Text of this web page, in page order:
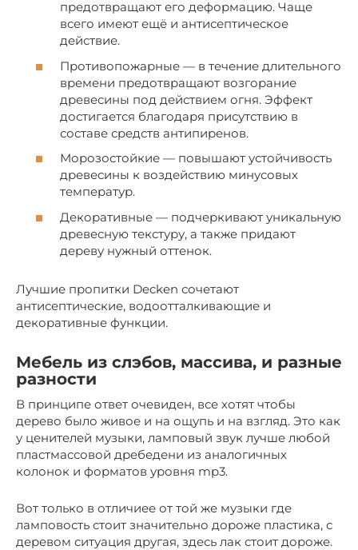
предотвращают его деформацию. Чаще
всего имеют ещё и антисептическое
действие.
Противопожарные — в течение длительного
времени предотвращают возгорание
древесины под действием огня. Эффект
достигается благодаря присутствию в
составе средств антипиренов.
Морозостойкие — повышают устойчивость
древесины к воздействию минусовых
температур.
Декоративные — подчеркивают уникальную
древесную текстуру, а также придают
дереву нужный оттенок.
Лучшие пропитки Decken сочетают
антисептические, водоотталкивающие и
декоративные функции.
Мебель из слэбов, массива, и разные
разности
В принципе ответ очевиден, все хотят чтобы
дерево было живое и на ощупь и на взгляд. Это как
у ценителей музыки, ламповый звук лучше любой
пластмассовой дребедени из аналогичных
колонок и форматов уровня mp3.
Вот только в отличиее от той же музыки где
ламповость стоит значительно дороже пластика, с
деревом ситуация другая, здесь лак стоит дороже.